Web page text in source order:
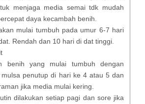
menjaga media semai tdk mudah
daya kecambah benih.
mulai tumbuh pada umur 6-7 hari
Rendah dan 10 hari di dat tinggi.
benih yang mulai tumbuh dengan
mulsa penutup di hari ke 4 atau 5 dan
jika media mulai kering.
dilakukan setiap pagi dan sore jika